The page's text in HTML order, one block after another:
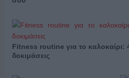
Fitness routine για το καλοκαίρι:
δοκιμάσεις